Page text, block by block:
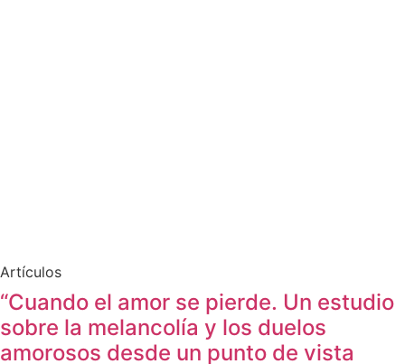
Artículos
“Cuando el amor se pierde. Un estudio
sobre la melancolía y los duelos
amorosos desde un punto de vista